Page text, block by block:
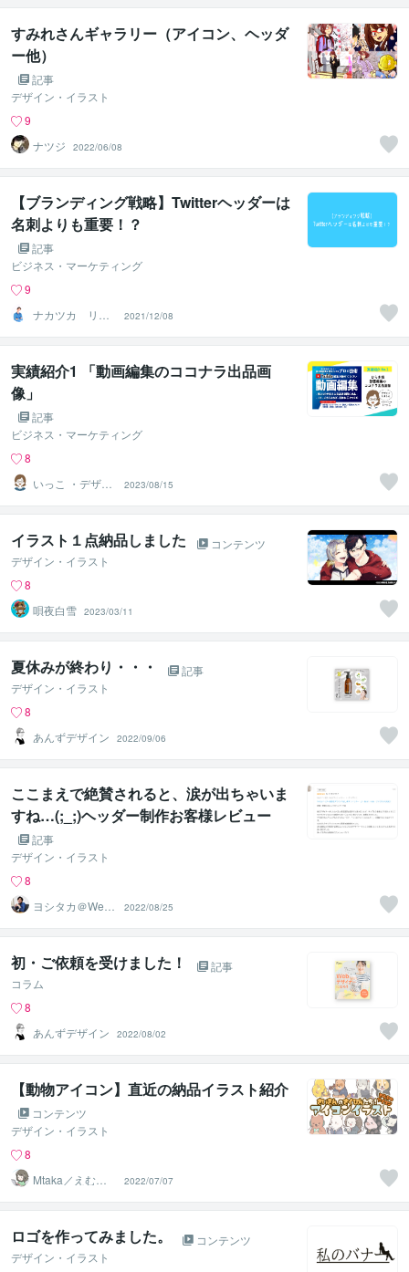
すみれさんギャラリー（アイコン、ヘッダ
ー他）
記事
デザイン・イラスト
9
ナツジ
2022/06/08
【ブランディング戦略】Twitterヘッダーは
名刺よりも重要！？
記事
ビジネス・マーケティング
9
ナカツカ リク
（イラストレー
ター）
2021/12/08
実績紹介1 「動画編集のココナラ出品画
像」
記事
ビジネス・マーケティング
8
いっこ ・デザイ
ンのお助け屋さ
ん・
2023/08/15
イラスト１点納品しました
コンテンツ
デザイン・イラスト
8
唄夜白雪 2023/03/11
夏休みが終わり・・・
記事
デザイン・イラスト
8
あんずデザイン
2022/09/06
ここまえで絶賛されると、涙が出ちゃいま
すね…(;_;)ヘッダー制作お客様レビュー
記事
デザイン・イラスト
8
ヨシタカ＠Web
集客デザイナー
2022/08/25
初・ご依頼を受けました！
記事
コラム
8
あんずデザイン
2022/08/02
【動物アイコン】直近の納品イラスト紹介
コンテンツ
デザイン・イラスト
8
Mtaka／えむた
か｜イラストレ
ーター
2022/07/07
ロゴを作ってみました。
コンテンツ
デザイン・イラスト